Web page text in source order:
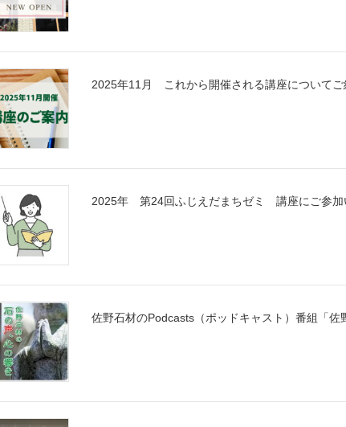
2025年11月 これから開催される講座についてご
2025年 第24回ふじえだまちゼミ 講座にご参加
佐野石材のPodcasts（ポッドキャスト）番組「